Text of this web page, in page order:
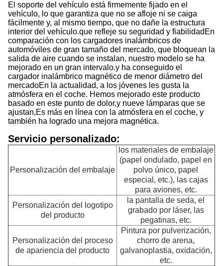
El soporte del vehículo está firmemente fijado en el
vehículo, lo que garantiza que no se afloje ni se caiga
fácilmente y, al mismo tiempo, que no dañe la estructura
interior del vehículo.que refleje su seguridad y fiabilidadEn
comparación con los cargadores inalámbricos de
automóviles de gran tamaño del mercado, que bloquean la
salida de aire cuando se instalan, nuestro modelo se ha
mejorado en un gran intervalo.y ha conseguido el
cargador inalámbrico magnético de menor diámetro del
mercadoEn la actualidad, a los jóvenes les gusta la
atmósfera en el coche. Hemos mejorado este producto
basado en este punto de dolor,y nueve lámparas que se
ajustan,Es más en línea con la atmósfera en el coche, y
también ha logrado una mejora magnética.
Servicio personalizado:
Personalización del embalaje
los materiales de embalaje
(papel ondulado, papel en
polvo único, papel
especial, etc.), las cajas
para aviones, etc.
Personalización del logotipo
del producto
la pantalla de seda, el
grabado por láser, las
pegatinas, etc.
Personalización del proceso
de apariencia del producto
Pintura por pulverización,
chorro de arena,
galvanoplastia, oxidación,
etc.